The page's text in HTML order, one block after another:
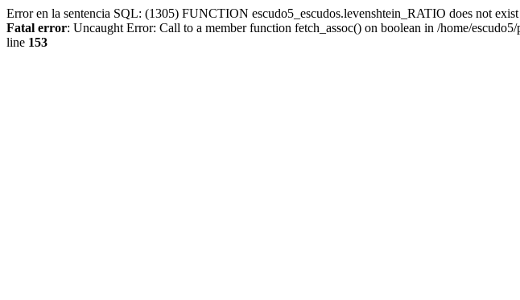
Error en la sentencia SQL: (1305) FUNCTION escudo5_escudos.levenshtein_RATIO does not exist
Fatal error: Uncaught Error: Call to a member function fetch_assoc() on boolean in /home/
line 153